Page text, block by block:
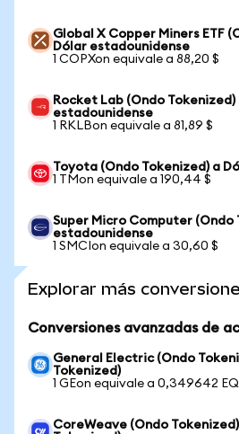
Global X Copper Miners ETF
Dólar estadounidense
1 COPXon equivale a 88,20 $
Rocket Lab (Ondo Tokenized)
estadounidense
1 RKLBon equivale a 81,89 $
Toyota (Ondo Tokenized) a
1 TMon equivale a 190,44 $
Super Micro Computer (Ondo
estadounidense
1 SMCIon equivale a 30,60 $
Explorar más
Conversiones avanzadas de
General Electric (Ondo
Tokenized)
1 GEon equivale a 0,349642
CoreWeave (Ondo